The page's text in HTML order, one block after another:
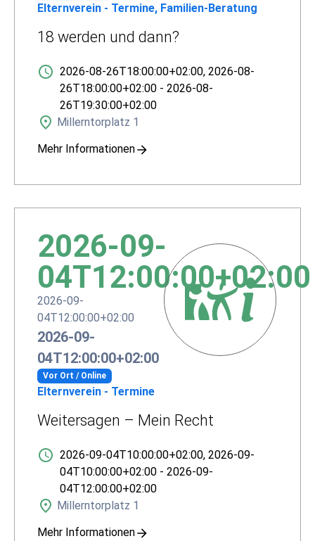
Elternverein - Termine, Familien-Beratung
18 werden und dann?
2026-08-26T18:00:00+02:00, 2026-08-
26T18:00:00+02:00 - 2026-08-
26T19:30:00+02:00
Millerntorplatz 1
Mehr Informationen
2026-09-
04T12:00:00+02:00
2026-09-
04T12:00:00+02:00
2026-09-
04T12:00:00+02:00
Elternverein - Termine
Vor Ort / Online
Weitersagen – Mein Recht
2026-09-04T10:00:00+02:00, 2026-09-
04T10:00:00+02:00 - 2026-09-
04T12:00:00+02:00
Millerntorplatz 1
Mehr Informationen